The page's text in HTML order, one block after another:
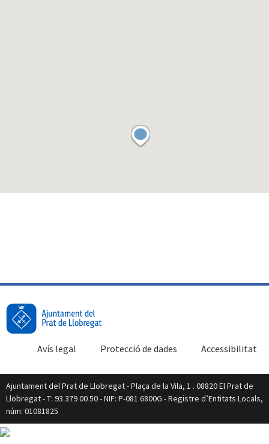
Accessibilitat
Protecció de dades
Avís legal
Ajuntament del Prat de Llobregat - Plaça de la Vila, 1 . 08820 El Prat de
Llobregat - T: 93 379 00 50 - NIF: P-081 6800G - Registre d’Entitats Locals,
núm: 01081825